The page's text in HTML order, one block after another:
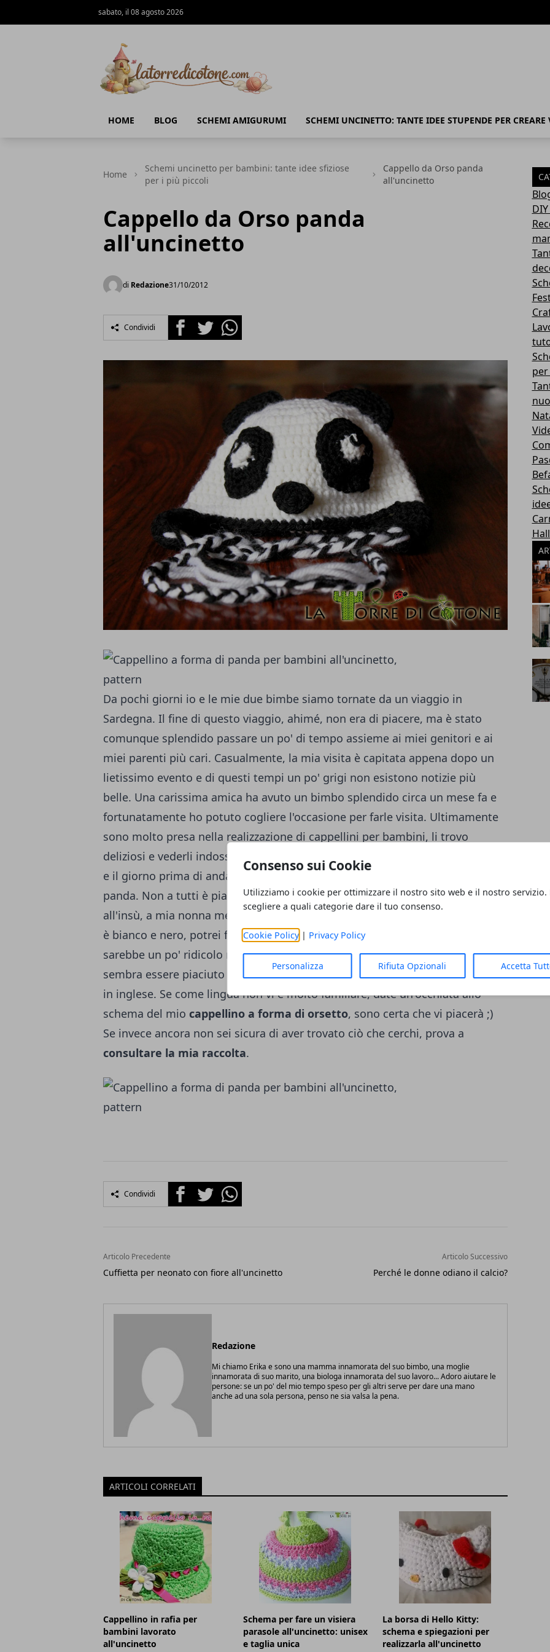
Consenso sui Cookie
Utilizziamo i cookie per ottimizzare il nostro sito web e il nostro servizio.
scegliere a quali categorie dare il tuo consenso.
Cookie Policy| Privacy Policy
Personalizza Rifiuta Opzionali Accetta
sabato, il 08 agosto 2026
HOME BLOG SCHEMI AMIGURUMI SCHEMI UNCINETTO: TANTE IDEE STUPENDE PER
Home
Schemi uncinetto per bambini: tante idee sfiziose
per i più piccoli
Cappello da Orso panda
all'uncinetto
Cappello da Orso panda
all'uncinetto
di Redazione31/10/2012
Condividi FacebookTwitterWhatsapp
Da pochi giorni io e le mie due bimbe siamo tornate da un viaggio in
Sardegna. Il fine di questo viaggio, ahimé, non era di piacere, ma è stato
comunque splendido passare un po' di tempo assieme ai miei genitori e ai
miei parenti più cari. Casualmente, la mia visita è capitata appena dopo un
lietissimo evento e di questi tempi un po' grigi non esistono notizie più
belle. Una carissima amica ha avuto un bimbo splendido circa un mese fa e
fortunatamente ho potuto cogliere l'occasione per farle visita. Ultimamente
sono molto presa nella realizzazione di cappellini per bambini, li trovo
deliziosi e vederli indossare mi mette tanta allegria, così ne ho approfittato
e il giorno prima di andarla a trovare
panda. Non a tutti è piaciuto, a mia madre non piacevano gli occhietti
all'insù, a mia nonna metteva tristezza il colore utilizzato (nonna, un panda
è bianco e nero, potrei farlo azzurro e giallo se ne esistesse uno, ma
sarebbe un po' ridicolo non trovi?) ma alla fine al destinatario del regalo
sembra essere piaciuto e questo è ciò che conta! Lo schema del cappellino è
in inglese. Se come lingua non vi è molto familiare, date un'occhiata allo
schema del mio cappellino a forma di orsetto, sono certa che vi piacerà ;)
Se invece ancora non sei sicura di aver trovato ciò che cerchi, prova a
consultare la mia raccolta.
Condividi FacebookTwitterWhatsapp
Articolo Precedente
Cuffietta per neonato con fiore all'uncinetto
Articolo Successivo
Perché le donne odiano il calcio?
Redazione
Mi chiamo Erika e sono una mamma innamorata del suo bimbo, una moglie
innamorata di suo marito, una biologa innamorata del suo lavoro... Adoro aiutare le
persone: se un po' del mio tempo speso per gli altri serve per dare una mano
anche ad una sola persona, penso ne sia valsa la pena.
ARTICOLI CORRELATI
Cappellino in rafia per
bambini lavorato
all'uncinetto
Schema per fare un visiera
parasole all'uncinetto: unisex
e taglia unica
La borsa di Hello Kitty:
schema e spiegazioni per
realizzarla all'uncinetto